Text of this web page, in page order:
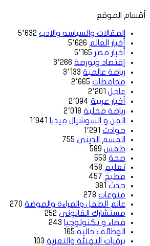
أقسام الموقع
المقالات والسياسه والادب 5٬632
أخبار العالم 5٬626
أخبار مصر 5٬165
إقتصاد وبورصة 3٬266
رياضة عالمية 3٬133
محافظات 2٬665
عاجل 2٬201
أخبار عربية 2٬094
رياضة محلية 2٬018
الفن و السوشيال ميديا 1٬941
حوادث 1٬291
القسم الديني 755
طقس 589
صحة 553
تعليم 458
مطبخ 457
حدث 381
منوعات 278
عالم الطفل والمراءة والموضة 270
مستشارك القانونى 252
فضاء و تكنولوجيا 243
الوظائف خاليه 165
برقيات التهنئة والتعزية 103